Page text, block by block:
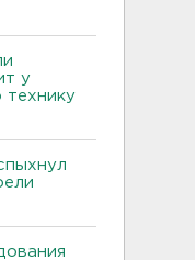
у
технику